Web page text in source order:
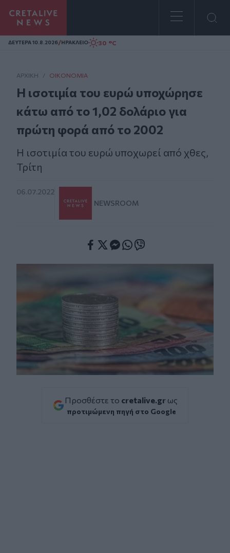
Homepage
ΔΕΥΤΕΡΑ 10.8.2026/ΗΡΑΚΛΕΙΟ 30 °C
ΑΡΧΙΚΗ / ΟΙΚΟΝΟΜΊΑ
Η ισοτιμία του ευρώ υποχώρησε
κάτω από το 1,02 δολάριο για
πρώτη φορά από το 2002
Η ισοτιμία του ευρώ υποχωρεί από χθες,
Τρίτη
06.07.2022
NEWSROOM
Προσθέστε το cretalive.gr ως
προτιμώμενη πηγή στο Google